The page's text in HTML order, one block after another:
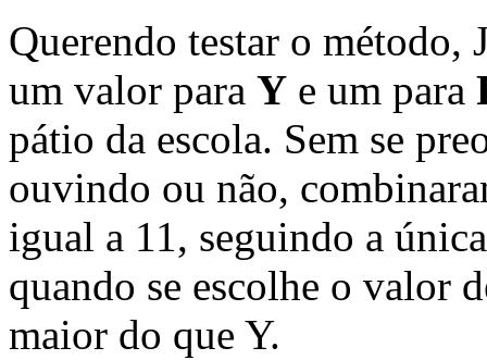
Querendo testar o método,
um valor para Y e um para
pátio da escola. Sem se
ouvindo ou não,
igual a 11, seguindo a
quando se escolhe o valor
maior do que Y.